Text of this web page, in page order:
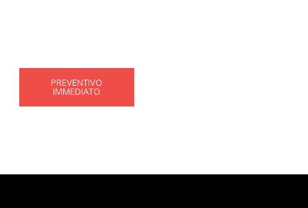
PREVENTIVO
IMMEDIATO